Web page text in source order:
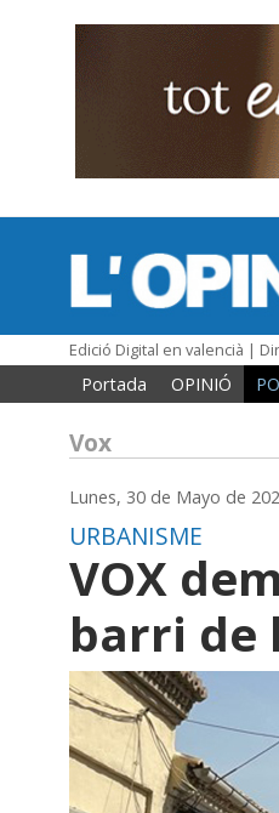
Edició Digital en valencià |
Portada OPINIÓ
Vox
Lunes, 30 de Mayo de
URBANISME
VOX
barri de